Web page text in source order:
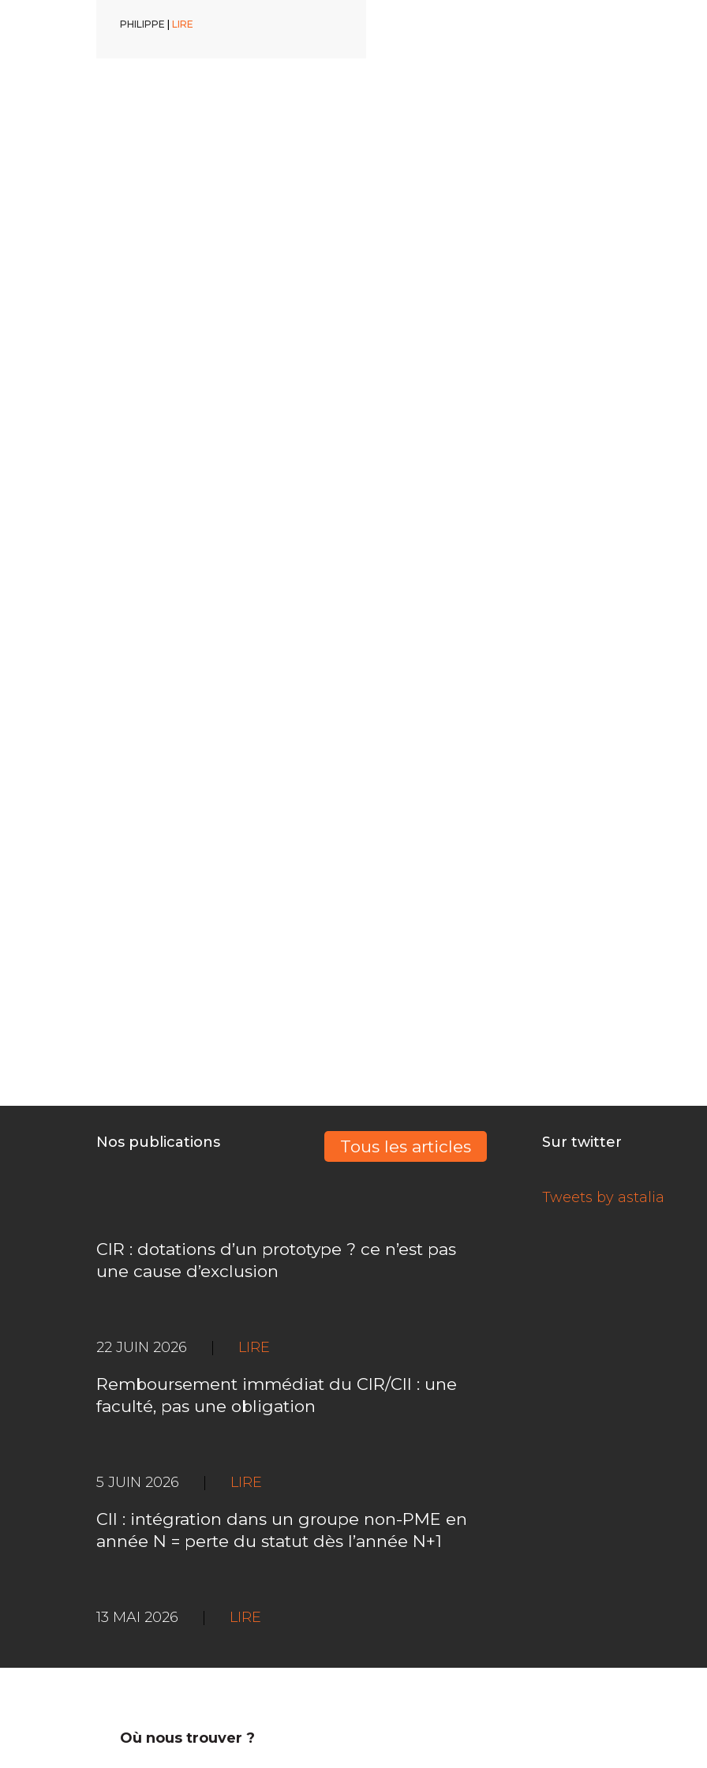
PHILIPPE LIRE
PHILIPPE LIRE
Nos publications Tous les articles
CIR : dotations d’un prototype ? ce n’est pas
une cause d’exclusion
22 JUIN 2026 LIRE
Remboursement immédiat du CIR/CII : une
faculté, pas une obligation
5 JUIN 2026 LIRE
CII : intégration dans un groupe non-PME en
année N = perte du statut dès l’année N+1
13 MAI 2026 LIRE
Sur twitter
Tweets by astalia
Où nous trouver ?